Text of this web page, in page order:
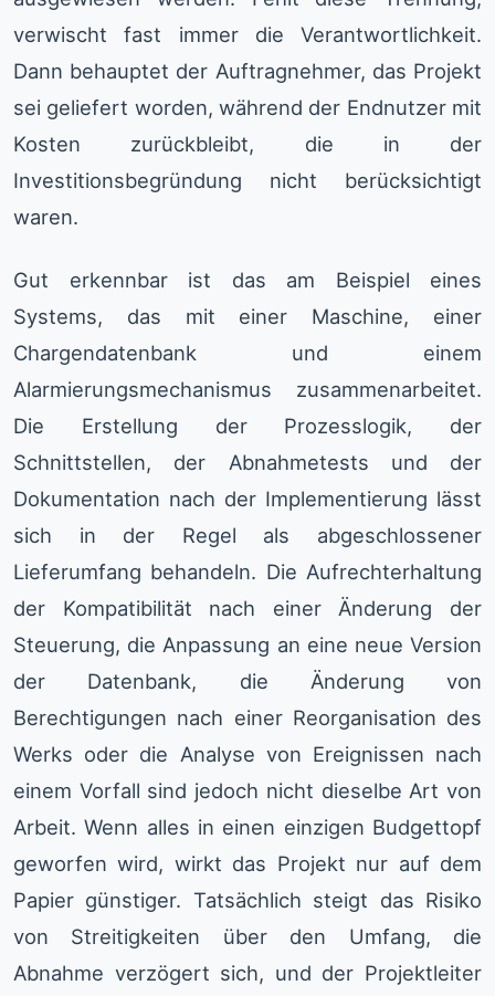
verwischt fast immer die Verantwortlichkeit.
Dann behauptet der Auftragnehmer, das Projekt
sei geliefert worden, während der Endnutzer mit
Kosten zurückbleibt, die in der
Investitionsbegründung nicht berücksichtigt
waren.
Gut erkennbar ist das am Beispiel eines
Systems, das mit einer Maschine, einer
Chargendatenbank und einem
Alarmierungsmechanismus zusammenarbeitet.
Die Erstellung der Prozesslogik, der
Schnittstellen, der Abnahmetests und der
Dokumentation nach der Implementierung lässt
sich in der Regel als abgeschlossener
Lieferumfang behandeln. Die Aufrechterhaltung
der Kompatibilität nach einer Änderung der
Steuerung, die Anpassung an eine neue Version
der Datenbank, die Änderung von
Berechtigungen nach einer Reorganisation des
Werks oder die Analyse von Ereignissen nach
einem Vorfall sind jedoch nicht dieselbe Art von
Arbeit. Wenn alles in einen einzigen Budgettopf
geworfen wird, wirkt das Projekt nur auf dem
Papier günstiger. Tatsächlich steigt das Risiko
von Streitigkeiten über den Umfang, die
Abnahme verzögert sich, und der Projektleiter